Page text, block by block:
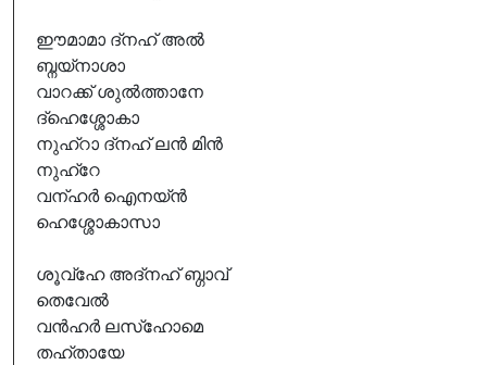
ഈമാമാ ദ്നഹ് അൽ
ബ്നയ്നാശാ
വാറക്ക് ശുൽത്താനേ
ദ്ഹെശ്ശോകാ
നുഹ്റാ ദ്നഹ് ലൻ മിൻ
നുഹ്റേ
വന്ഹർ ഐനയ്ൻ
ഹെശ്ശോകാസാ
ശൂവ്ഹേ അദ്നഹ് ബ്ഗാവ്
തെവേൽ
വൻഹർ ലസ്ഹോമെ
തഹ്തായേ